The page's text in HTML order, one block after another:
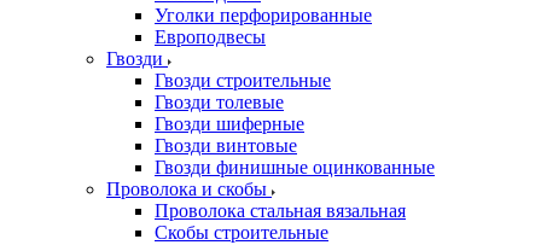
Уголки перфорированные
Европодвесы
Гвозди
Гвозди строительные
Гвозди толевые
Гвозди шиферные
Гвозди винтовые
Гвозди финишные оцинкованные
Проволока и скобы
Проволока стальная вязальная
Скобы строительные